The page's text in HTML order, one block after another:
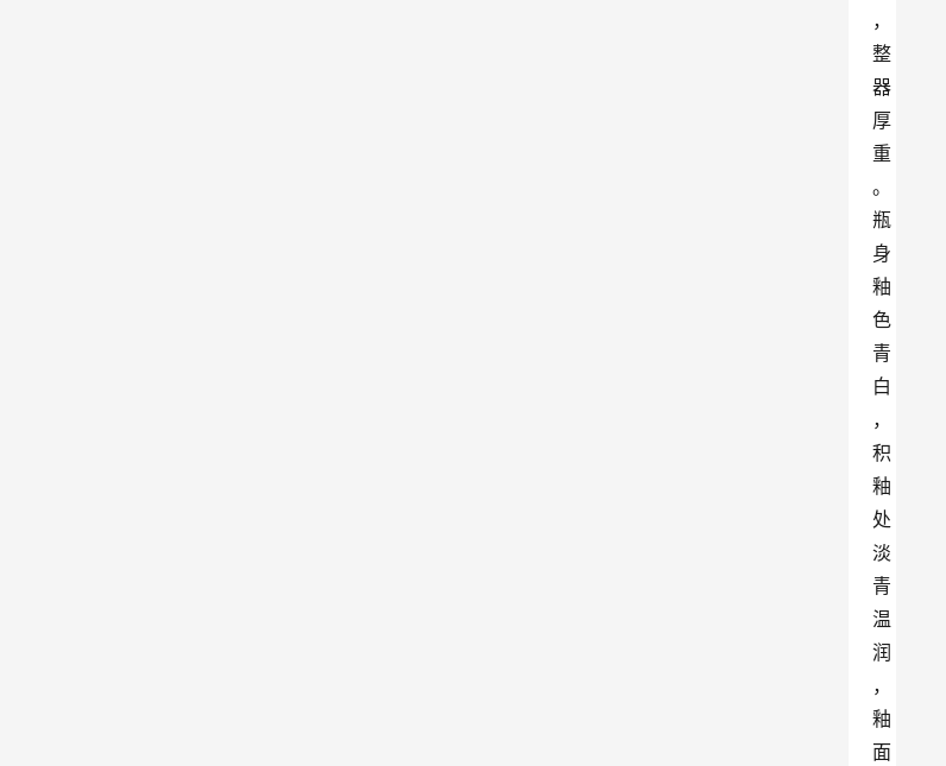
，
整
器
厚
重
。
瓶
身
釉
色
青
白
，
积
釉
处
淡
青
温
润
，
釉
面